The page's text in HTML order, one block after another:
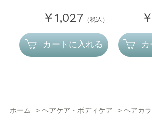
￥1,027 （税込）
カートに入れる
ホーム >ヘアケア・ボディケア >ヘアカ